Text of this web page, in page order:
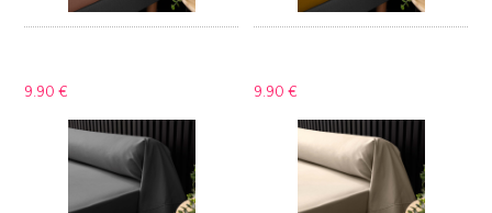
9.90 € 9.90 €